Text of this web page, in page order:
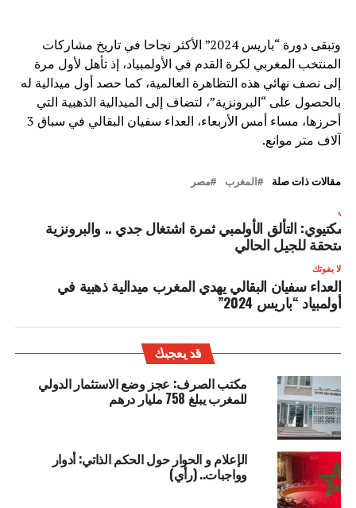
وتبقى دورة “باريس 2024” الأكثر نجاحا في تاريخ مشاركات
المنتخب المغربي لكرة القدم في الأولمبياد، إذ تأهل لأول مرة
إلى نصف نهائي هذه التظاهرة العالمية، كما حصد أول ميدالية له
بالحصول على “البرونزية”، لتضاف إلى الميدالية الذهبية التي
أحرزها، مساء أمس الأربعاء، العداء سفيان البقالي في سباق 3
آلاف متر موانع.
مقالات ذات صلة المغرب مصر
التألق الأولمبي ثمرة اشتغال جدي .. والبرونزية
للجيل الحالي
لا يفوتك
العداء سفيان البقالي يهدي المغرب ميدالية ذهبية في
أولمبياد “باريس 2024”
قد يعجبك
مكتب الصرف: عجز وضع الاستثمار الدولي
للمغرب يبلغ 758 مليار درهم
الإعلام و الحوار حول الحكم الذاتي: أدوار
وواجبات.. (رأي)